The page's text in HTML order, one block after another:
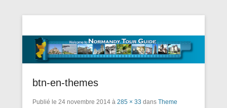
Guided Normandy Tours – Guide
Touristique Normandie
btn-en-themes
Publié le 24 novembre 2014 à 285 × 33 dans Theme